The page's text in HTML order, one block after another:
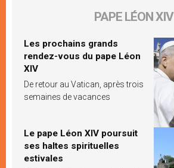
PAPE LÉON XIV
Les prochains grands
rendez-vous du pape Léon
XIV
De retour au Vatican, après trois
semaines de vacances
Le pape Léon XIV poursuit
ses haltes spirituelles
estivales